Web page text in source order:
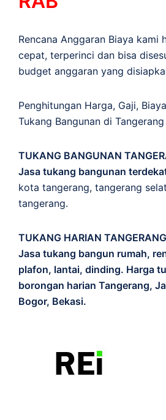
Rencana Anggaran Biaya kami
cepat, terperinci dan bisa
budget anggaran yang
Penghitungan Harga, Gaji, Biaya
Tukang Bangunan di
TUKANG BANGUNAN
Jasa tukang bangunan
kota tangerang, tangerang
tangerang.
TUKANG HARIAN TANGERANG
Jasa tukang bangun rumah,
plafon, lantai, dinding. Harga
borongan harian Tangerang,
Bogor, Bekasi.